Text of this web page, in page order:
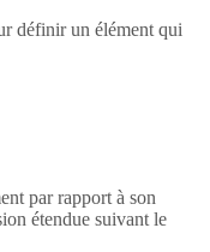
définir un élément qui
par rapport à son
étendue suivant le